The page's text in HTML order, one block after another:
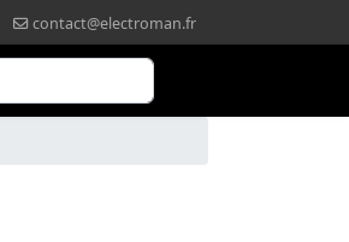
contact@electroman.fr